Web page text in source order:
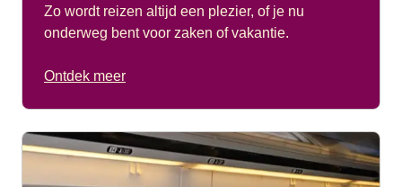
Zo wordt reizen altijd een plezier, of je nu
onderweg bent voor zaken of vakantie.
Ontdek meer